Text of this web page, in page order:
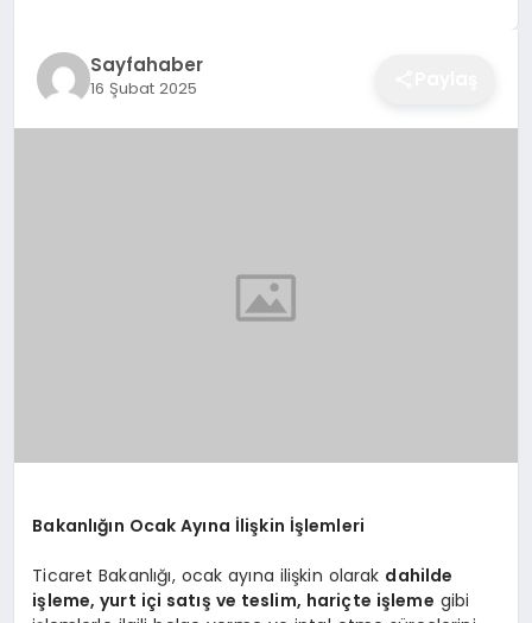
EĞITIMSayfahaber
16 Şubat 2025
Bakanlığın Ocak Ayına İlişkin İşlemleri
Ticaret Bakanlığı, ocak ayına ilişkin olarak dahilde
işleme, yurt içi satış ve teslim, hariçte işleme gibi